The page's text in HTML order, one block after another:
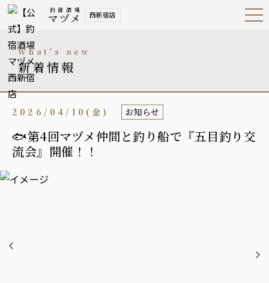
釣宿酒場
マヅメ 西新宿店 Open
Navig
what's new
新着情報
🐟第4回マヅメ仲間と釣り船で『五目釣り交
流会』開催！！
2026/04/10(金) お知らせ